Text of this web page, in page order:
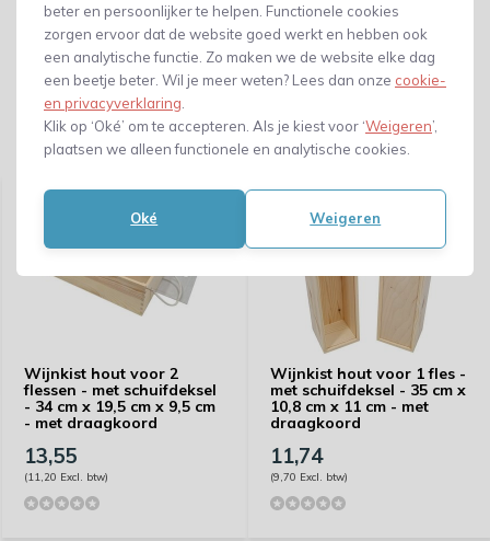
beter en persoonlijker te helpen. Functionele cookies
zorgen ervoor dat de website goed werkt en hebben ook
een analytische functie. Zo maken we de website elke dag
een beetje beter. Wil je meer weten? Lees dan onze cookie-
en privacyverklaring
Klik op ‘Oké’ om te accepteren. Als je kiest voor ‘Weigeren’,
plaatsen we alleen functionele en analytische cookies.
Oké Weigeren
Gerelateerde producten
Wijnkist hout voor 2
flessen - met schuifdeksel
- 34 cm x 19,5 cm x 9,5 cm
- met draagkoord
13,55
(11,20 Excl. btw)
Wijnkist hout voor 1 fles -
met schuifdeksel - 35 cm x
10,8 cm x 11 cm - met
draagkoord
11,74
(9,70 Excl. btw)